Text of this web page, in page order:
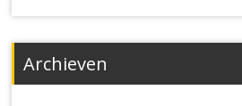
Archieven